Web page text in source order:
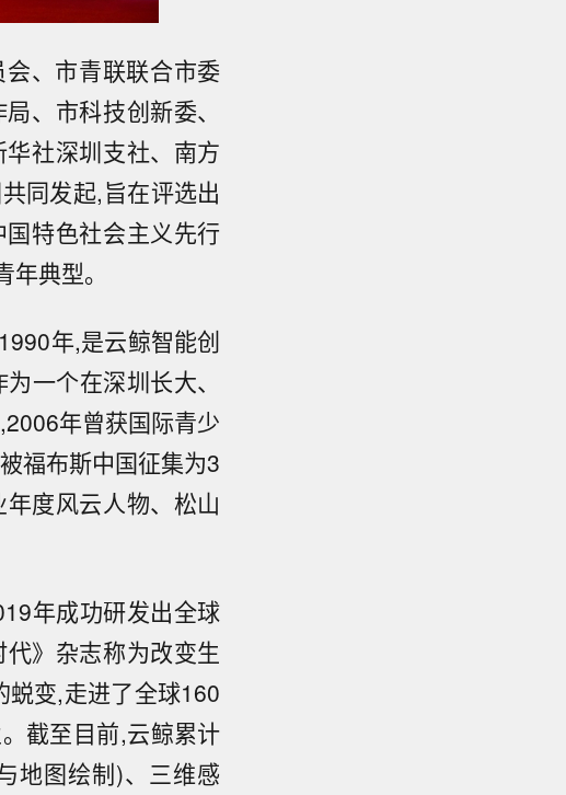
、市青联联合市委
、市科技创新委、
社深圳支社、南方
同发起,旨在评选出
特色社会主义先行
典型。
年,是云鲸智能创
一个在深圳长大、
年曾获国际青少
福布斯中国征集为3
度风云人物、松山
年成功研发出全球
》杂志称为改变生
变,走进了全球160
截至目前,云鲸累计
地图绘制)、三维感